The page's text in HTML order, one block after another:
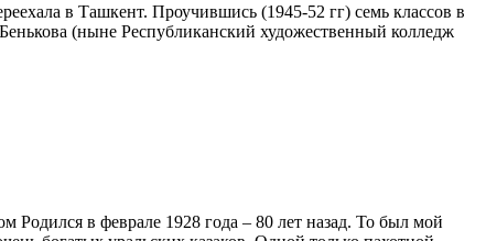
в Ташкент. Проучившись (1945-52 гг) семь классов в
(ныне Республиканский художественный колледж
в феврале 1928 года – 80 лет назад. То был мой